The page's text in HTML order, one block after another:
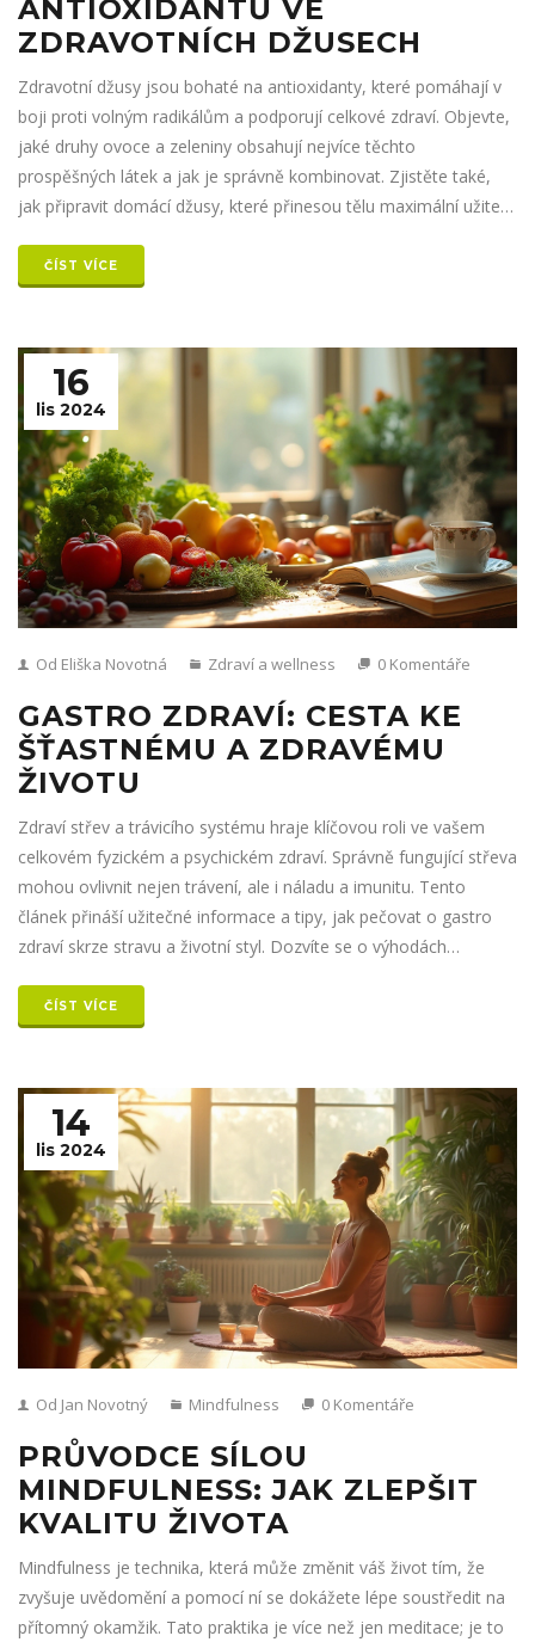
ANTIOXIDANTŮ VE
ZDRAVOTNÍCH DŽUSECH
Zdravotní džusy jsou bohaté na antioxidanty, které pomáhají v
boji proti volným radikálům a podporují celkové zdraví. Objevte,
jaké druhy ovoce a zeleniny obsahují nejvíce těchto
prospěšných látek a jak je správně kombinovat. Zjistěte také,
jak připravit domácí džusy, které přinesou tělu maximální užitek.
které podpoří váš imunitní systém a dodají energii.
ČÍST VÍCE
16
lis 2024
Od Eliška Novotná Zdraví a wellness 0 Komentáře
GASTRO ZDRAVÍ: CESTA KE
ŠŤASTNÉMU A ZDRAVÉMU
ŽIVOTU
Zdraví střev a trávicího systému hraje klíčovou roli ve vašem
celkovém fyzickém a psychickém zdraví. Správně fungující střeva
mohou ovlivnit nejen trávení, ale i náladu a imunitu. Tento
článek přináší užitečné informace a tipy, jak pečovat o gastro
zdraví skrze stravu a životní styl. Dozvíte se o výhodách
Objevte, jak vybalancovat tělo a mysl pomocí jednoduchých
kroků pro zdravý život.
ČÍST VÍCE
14
lis 2024
Od Jan Novotný Mindfulness 0 Komentáře
PRŮVODCE SÍLOU
MINDFULNESS: JAK ZLEPŠIT
KVALITU ŽIVOTA
Mindfulness je technika, která může změnit váš život tím, že
zvyšuje uvědomění a pomocí ní se dokážete lépe soustředit na
přítomný okamžik. Tato praktika je více než jen meditace; je to